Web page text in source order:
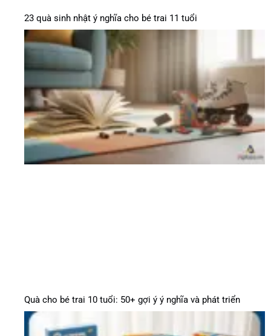
23 quà sinh nhật ý nghĩa cho bé trai 11 tuổi
Quà cho bé trai 10 tuổi: 50+ gợi ý ý nghĩa và phát triển